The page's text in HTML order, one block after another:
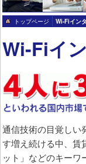
トップページ Wi-Fiイン
Wi-Fiイ
通信技術の目覚しい
す増え続ける中、賃
ット」などのキーワ